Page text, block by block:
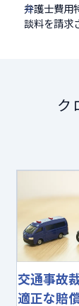
弁護士費用
談料を請求
ク
交通事故
適正な賠